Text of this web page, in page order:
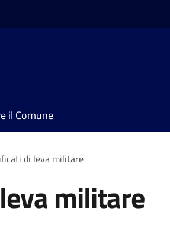
il Comune
di leva militare
militare